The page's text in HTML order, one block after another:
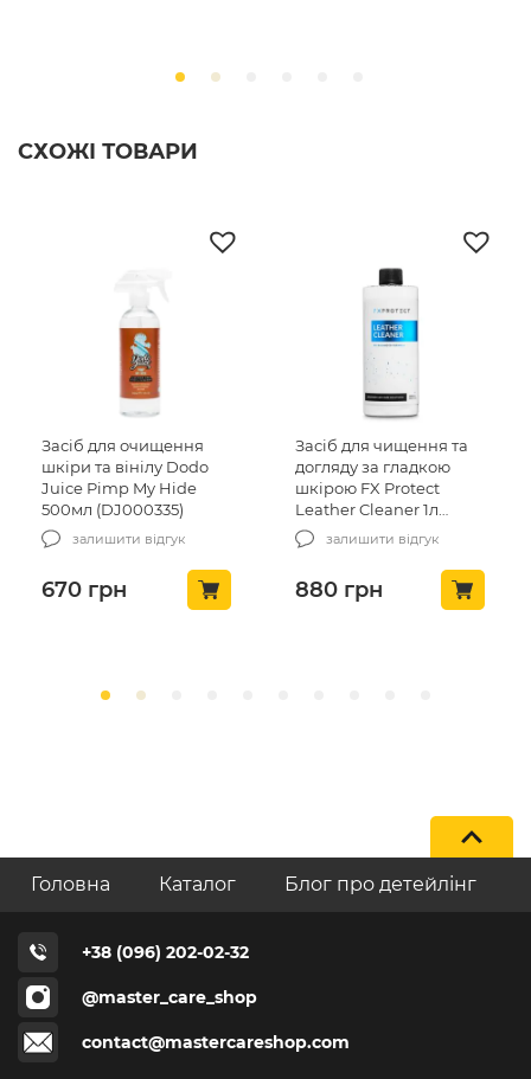
СХОЖІ ТОВАРИ
Засіб для очищення
шкіри та вінілу Dodo
Juice Pimp My Hide
500мл (DJ000335)
залишити відгук
670 грн
Засіб для чищення та
догляду за гладкою
шкірою FX Protect
Leather Cleaner 1л
(FXPLC1000)
залишити відгук
880 грн
Головна Каталог Блог про детейлінг
+38 (096) 202-02-32
@master_care_shop
contact@mastercareshop.com